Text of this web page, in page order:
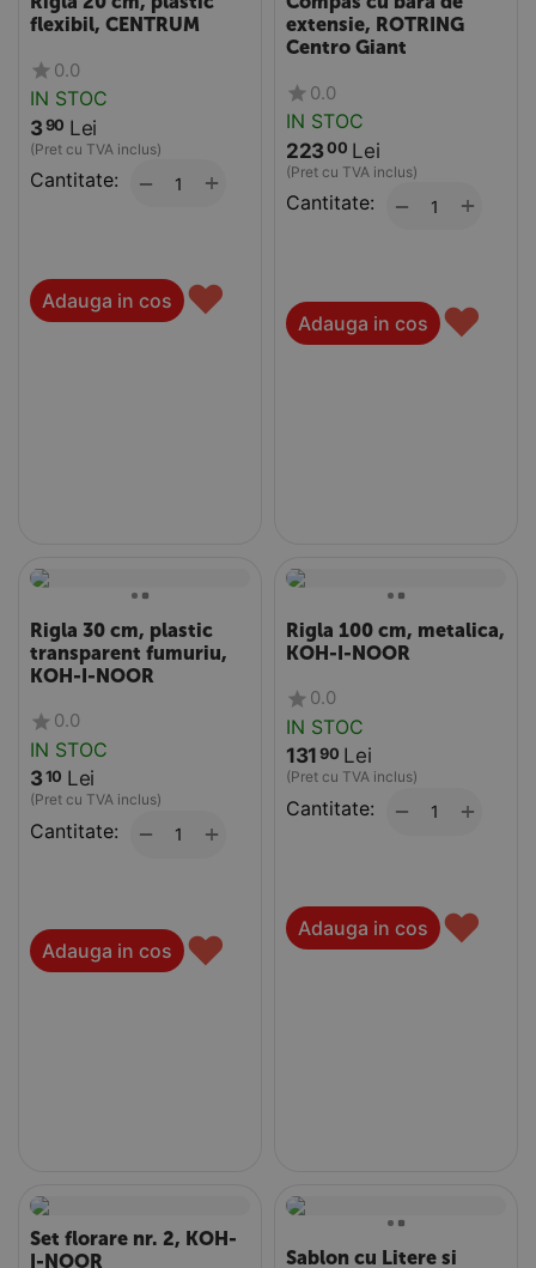
flexibil, CENTRUM
0.0
IN STOC
390 Lei
(Pret cu TVA inclus)
Cantitate: +
−
Adauga in cos ♥
extensie, ROTRING
Centro Giant
0.0
IN STOC
22300 Lei
(Pret cu TVA inclus)
Cantitate: +
−
Adauga in cos ♥
Rigla 30 cm, plastic
transparent fumuriu,
KOH-I-NOOR
0.0
IN STOC
310 Lei
(Pret cu TVA inclus)
Cantitate: +
−
Adauga in cos ♥
Rigla 100 cm, metalica,
KOH-I-NOOR
0.0
IN STOC
131 90 Lei
(Pret cu TVA inclus)
Cantitate: +
−
Adauga in cos ♥
Set florare nr. 2, KOH-
I-NOOR
Sablon cu Litere si